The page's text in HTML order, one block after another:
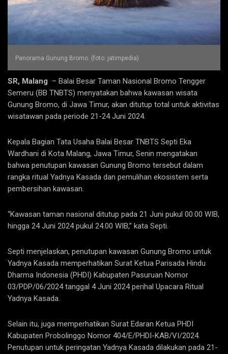
Panorama Gunung Bromo. (foto: jatimpedia)
SR, Malang – Balai Besar Taman Nasional Bromo Tengger
Semeru (BB TNBTS) menyatakan bahwa kawasan wisata
Gunung Bromo, di Jawa Timur, akan ditutup total untuk aktivitas
wisatawan pada periode 21-24 Juni 2024.
Kepala Bagian Tata Usaha Balai Besar TNBTS Septi Eka
Wardhani di Kota Malang, Jawa Timur, Senin mengatakan
bahwa penutupan kawasan Gunung Bromo tersebut dalam
rangka ritual Yadnya Kasada dan pemulihan ekosistem serta
pembersihan kawasan.
“Kawasan taman nasional ditutup pada 21 Juni pukul 00.00 WIB,
hingga 24 Juni 2024 pukul 24.00 WIB,” kata Septi.
Septi menjelaskan, penutupan kawasan Gunung Bromo untuk
Yadnya Kasada memperhatikan Surat Ketua Parisada Hindu
Dharma Indonesia (PHDI) Kabupaten Pasuruan Nomor
03/PDP/06/2024 tanggal 4 Juni 2024 perihal Upacara Ritual
Yadnya Kasada.
Selain itu, juga memperhatikan Surat Edaran Ketua PHDI
Kabupaten Probolinggo Nomor 404/E/PHDI-KAB/VI/2024.
Penutupan untuk peringatan Yadnya Kasada dilakukan pada 21-